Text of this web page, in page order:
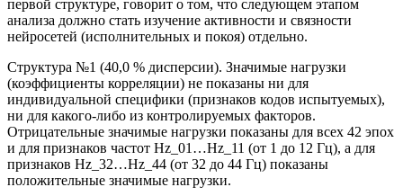
первой структуре, говорит о том, что следующем этапом
анализа должно стать изучение активности и связности
нейросетей (исполнительных и покоя) отдельно.
Структура №1 (40,0 % дисперсии). Значимые нагрузки
(коэффициенты корреляции) не показаны ни для
индивидуальной специфики (признаков кодов испытуемых),
ни для какого-либо из контролируемых факторов.
Отрицательные значимые нагрузки показаны для всех 42 эпох
и для признаков частот Hz_01…Hz_11 (от 1 до 12 Гц), а для
признаков Hz_32…Hz_44 (от 32 до 44 Гц) показаны
положительные значимые нагрузки.